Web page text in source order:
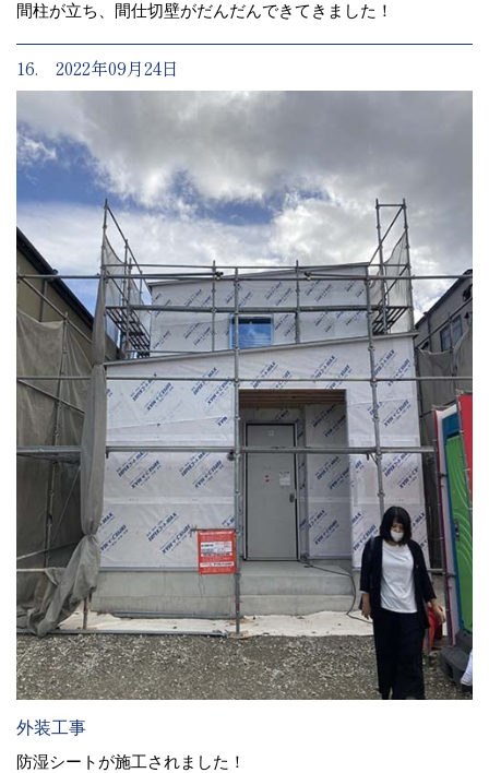
間柱が立ち、間仕切壁がだんだんできてきました！
16. 2022年09月24日
外装工事
防湿シートが施工されました！